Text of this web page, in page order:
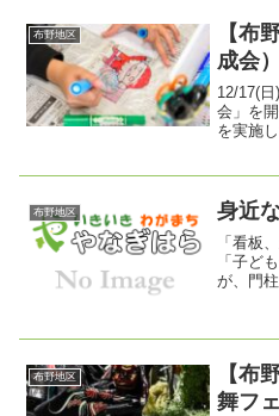
布野地区
【布
成会）
12/17(
会」を
を実施
ジシャ
ップ作
構成で
布野地区 身近
「看板
「子ど
が、門
すが、
り、こ
布野地区
【布
舞フ